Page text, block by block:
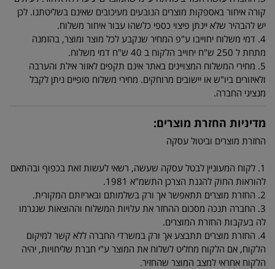
קורה איחור באספקות מוצרים הנובעים מעיכובים שאינם בשליטתנו. לכן
יש להבהיר שלא יינתן פיצוי כספי כלשהו עבור איחור משלוח.
4. דמי משלוח יחוייבו ע"פ המחיר שנקבע לכל מוצר ומוצר, בהזמנה
מתחת ל 250 ש"ח יחוייב הלקוח ב 40 ש"ח דמי משלוח.
5. מחירי המשלוח המצויינים באתר אינם תקפים לאזור אילת והערבה
ולאיזורים ביו"ש או יישובים מרוחקים. מחירי משלוח סופיים ניתן לקבל
מנציגי החברה.
מדיניות החזרת מוצרים:
החזרת מוצרים וביטול עסקה
1. לקוח המעוניין לבטל עסקה שעשה, רשאי לעשות זאת בכפוף ובהתאם
להוראות החוק להגנת הצרכן התשמ"א 1981.
2. החזרת מוצרים תתאפשר אך ורק בשלמותם ובאריזתם המקורית.
3. החברה תנכה מסכום ההחזר את עלויות המשלוח וההוצאות שנגרמו
לה בעקבות החזרת המוצרים.
4. החזרת מוצרים תתבצע אך ורק במשרדי החברה ללא קשר למיקום
הלקוח, אם הלקוח מחליט לשלוח את המוצר ע"י חברת שליחויות, יהיה
הלקוח אחראי למצב המוצר שהחזיר.